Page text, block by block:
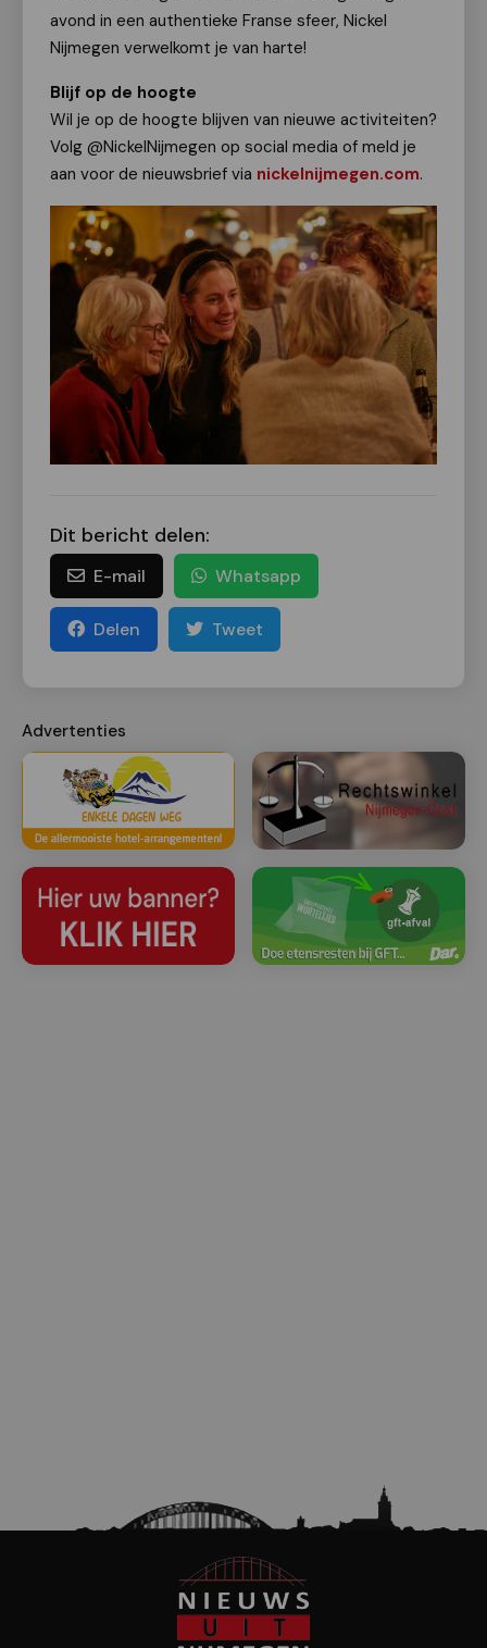
avond in een authentieke Franse sfeer, Nickel
Nijmegen verwelkomt je van harte!
Blijf op de hoogte
Wil je op de hoogte blijven van nieuwe activiteiten?
Volg @NickelNijmegen op social media of meld je
aan voor de nieuwsbrief via nickelnijmegen.com.
Dit bericht delen:
E-mail Whatsapp
Delen Tweet
Advertenties